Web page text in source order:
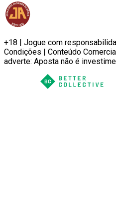
+18 | Jogue com
Condições | Conteúdo
adverte: Aposta não é